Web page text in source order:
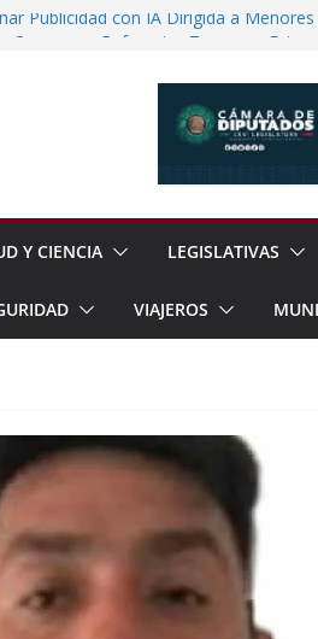
Publicidad con IA Dirigida a Menores
Conquista Mercado Chino con
Delfina Gómez Refuerzan Oferta
Texcoco
Y CIENCIA LEGISLATIVAS
VIAJEROS